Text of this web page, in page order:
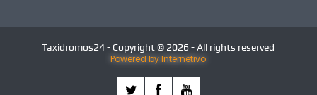
Taxidromos24 - Copyright © 2026 - All rights reserved
Powered by Internetivo